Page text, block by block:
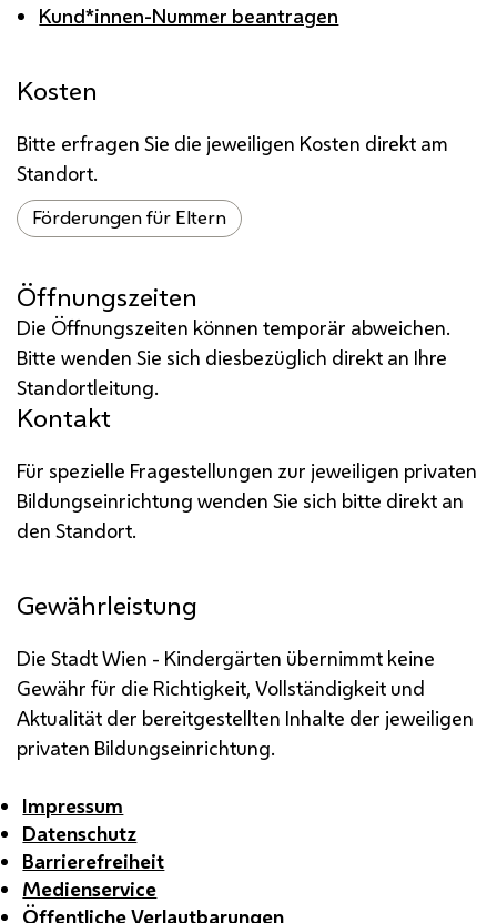
Kund*innen-Nummer beantragen
Kosten
Bitte erfragen Sie die jeweiligen Kosten direkt am
Standort.
Förderungen für Eltern
Öffnungszeiten
Die Öffnungszeiten können temporär abweichen.
Bitte wenden Sie sich diesbezüglich direkt an Ihre
Standortleitung.
Kontakt
Für spezielle Fragestellungen zur jeweiligen privaten
Bildungseinrichtung wenden Sie sich bitte direkt an
den Standort.
Gewährleistung
Die Stadt Wien - Kindergärten übernimmt keine
Gewähr für die Richtigkeit, Vollständigkeit und
Aktualität der bereitgestellten Inhalte der jeweiligen
privaten Bildungseinrichtung.
Impressum
Datenschutz
Barrierefreiheit
Medienservice
Öffentliche Verlautbarungen